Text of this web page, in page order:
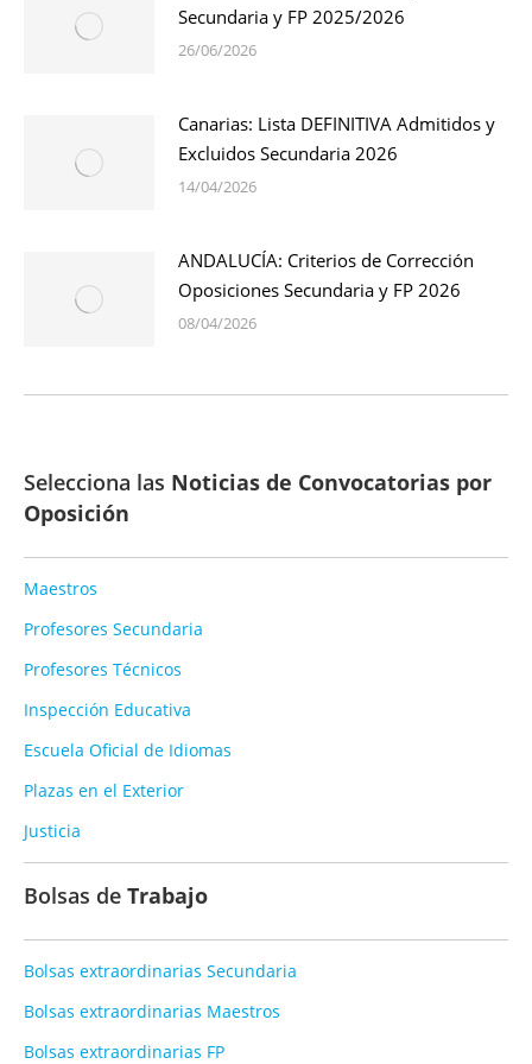
Secundaria y FP 2025/2026
26/06/2026
Canarias: Lista DEFINITIVA Admitidos y
Excluidos Secundaria 2026
14/04/2026
ANDALUCÍA: Criterios de Corrección
Oposiciones Secundaria y FP 2026
08/04/2026
Selecciona las Noticias de Convocatorias por
Oposición
Maestros
Profesores Secundaria
Profesores Técnicos
Inspección Educativa
Escuela Oficial de Idiomas
Plazas en el Exterior
Justicia
Bolsas de Trabajo
Bolsas extraordinarias Secundaria
Bolsas extraordinarias Maestros
Bolsas extraordinarias FP